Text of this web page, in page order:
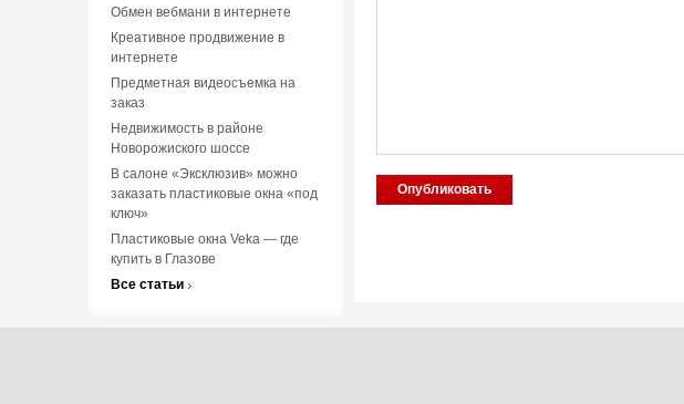
Обмен вебмани в интернете
Креативное продвижение в
интернете
Предметная видеосъемка на
заказ
Недвижимость в районе
Новорожиского шоссе
В салоне «Эксклюзив» можно
заказать пластиковые окна «под
ключ»
Пластиковые окна Veka — где
купить в Глазове
Все статьи